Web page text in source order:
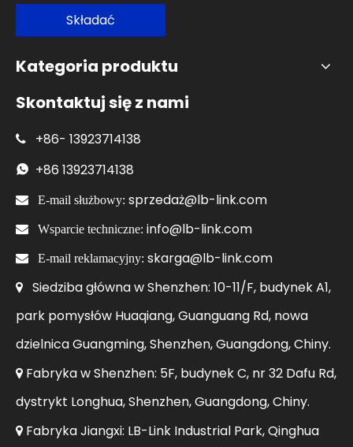
Składać
Kategoria produktu
Skontaktuj się z nami
 +86- 13923714138
 +86 13923714138
 E-mail służbowy: sprzedaż@lb-link.com
 Wsparcie techniczne: info@lb-link.com
 E-mail reklamacyjny: skarga@lb-link.com
 Siedziba główna w Shenzhen: 10-11/F, budynek A1,
park pomysłów Huaqiang, Guanguang Rd, nowa
dzielnica Guangming, Shenzhen, Guangdong, Chiny.
 Fabryka w Shenzhen: 5F, budynek C, nr 32 Dafu Rd,
dystrykt Longhua, Shenzhen, Guangdong, Chiny.
 Fabryka Jiangxi: LB-Link Industrial Park, Qinghua